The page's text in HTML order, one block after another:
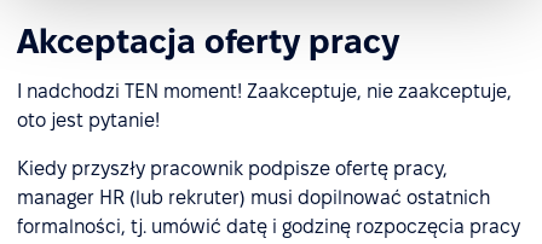
Akceptacja oferty pracy
I nadchodzi TEN moment! Zaakceptuje, nie zaakceptuje,
oto jest pytanie!
Kiedy przyszły pracownik podpisze ofertę pracy,
manager HR (lub rekruter) musi dopilnować ostatnich
formalności, tj. umówić datę i godzinę rozpoczęcia pracy